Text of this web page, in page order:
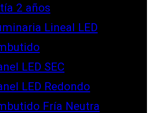
2 años
Lineal LED
LED SEC
LED Redondo
Fría Neutra